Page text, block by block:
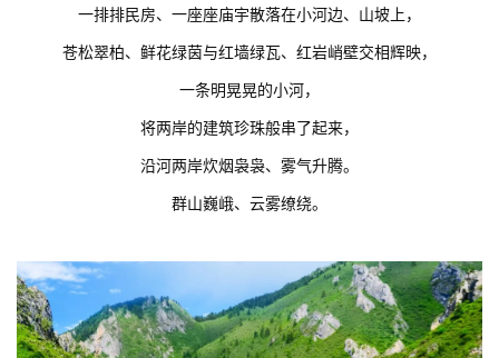
一排排民房、一座座庙宇散落在小河边、山坡上，
苍松翠柏、鲜花绿茵与红墙绿瓦、红岩峭壁交相辉映，
一条明晃晃的小河，
将两岸的建筑珍珠般串了起来，
沿河两岸炊烟袅袅、雾气升腾。
群山巍峨、云雾缭绕。